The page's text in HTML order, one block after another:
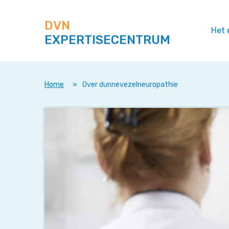
naar
content
deze
site
DVN
EXPERTISECENTRUM
Het
Home » Over dunnevezelneuropathie